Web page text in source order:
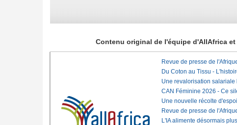
Contenu original de l'équipe d'AllAfrica
Revue de presse de
Du Coton au Tissu -
Une revalorisation
CAN Féminine 2026 - Ce
Une nouvelle récolte
Revue de presse de
L'IA alimente désormais